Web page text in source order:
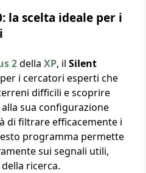
la scelta ideale per i
2della XP, il Silent
i cercatori esperti che
difficili e scoprire
sua configurazione
di filtrare efficacemente i
programma permette
sui segnali utili,
ricerca.